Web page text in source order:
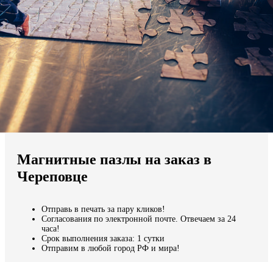
Мы доставляем по всему миру
Продолжить без города
Магнитные пазлы на заказ в
Череповце
Отправь в печать за пару кликов!
Согласования по электронной почте. Отвечаем за 24
часа!
Срок выполнения заказа: 1 сутки
Отправим в любой город РФ и мира!